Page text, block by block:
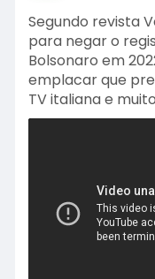
Segundo revista
para negar o
Bolsonaro em
emplacar que
TV italiana e